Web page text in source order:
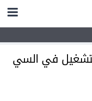
في السي